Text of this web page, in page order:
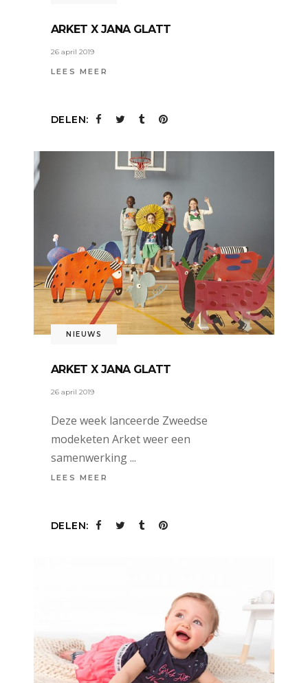
ARKET X JANA GLATT
26 april 2019
LEES MEER
DELEN:
NIEUWS
ARKET X JANA GLATT
26 april 2019
Deze week lanceerde Zweedse
modeketen Arket weer een
samenwerking
LEES MEER
DELEN: